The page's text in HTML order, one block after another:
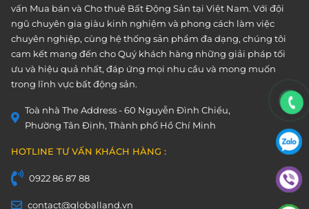
vấn Mua bán và Cho thuê Bất Động Sản tại Việt Nam. Với đội
ngũ chuyên gia giàu kinh nghiệm và phong cách làm việc
chuyên nghiệp, cùng hệ thống sản phẩm đa dạng, chúng tôi
cam kết mang đến cho Quý khách hàng những giải pháp tối
ưu và hiệu quả nhất, đáp ứng mọi nhu cầu và mong muốn
trong lĩnh vực bất động sản.
Toà nhà The Address - 60 Nguyễn Đình Chiểu,
Phường Tân Định, Thành phố Hồ Chí Minh
HOTLINE TƯ VẤN KHÁCH HÀNG :
0922 86 87 88
contact@globalland.vn